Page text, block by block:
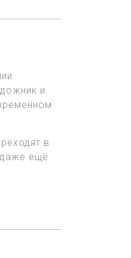
и
в
даже ещё